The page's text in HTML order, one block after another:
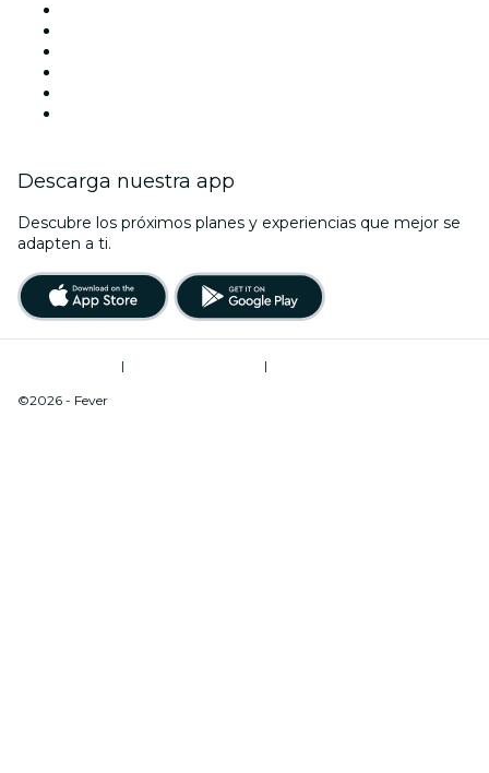
Descarga nuestra app
Descubre los próximos planes y experiencias que mejor se
adapten a ti.
|
|
©2026 - Fever